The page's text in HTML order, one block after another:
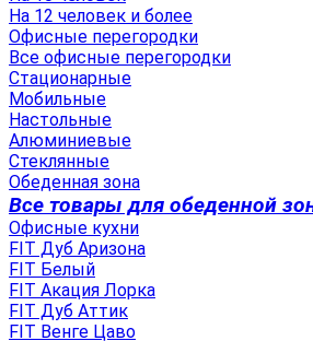
На 12 человек и более
Офисные перегородки
Все офисные перегородки
Стационарные
Мобильные
Настольные
Алюминиевые
Стеклянные
Обеденная зона
Все товары для обеденной
Офисные кухни
FIT Дуб Аризона
FIT Белый
FIT Акация Лорка
FIT Дуб Аттик
FIT Венге Цаво